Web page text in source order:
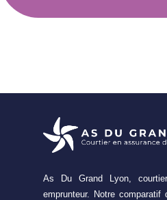
As Du Grand Lyon,
emprunteur. Notre